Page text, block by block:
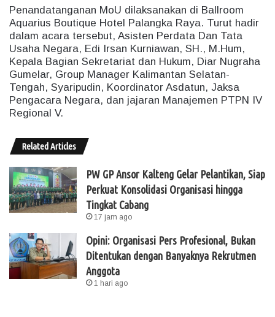
Penandatanganan MoU dilaksanakan di Ballroom
Aquarius Boutique Hotel Palangka Raya. Turut hadir
dalam acara tersebut, Asisten Perdata Dan Tata
Usaha Negara, Edi Irsan Kurniawan, SH., M.Hum,
Kepala Bagian Sekretariat dan Hukum, Diar Nugraha
Gumelar, Group Manager Kalimantan Selatan-
Tengah, Syaripudin, Koordinator Asdatun, Jaksa
Pengacara Negara, dan jajaran Manajemen PTPN IV
Regional V.
Related Articles
PW GP Ansor Kalteng Gelar Pelantikan, Siap
Perkuat Konsolidasi Organisasi hingga
Tingkat Cabang
17 jam ago
Opini: Organisasi Pers Profesional, Bukan
Ditentukan dengan Banyaknya Rekrutmen
Anggota
1 hari ago